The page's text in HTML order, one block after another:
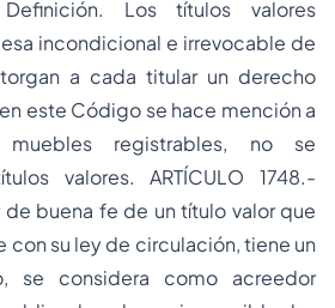
Definición. Los títulos valores
incondicional e irrevocable de
a cada titular un derecho
este Código se hace mención a
registrables, no se
valores. ARTÍCULO 1748.-
buena fe de un título valor que
con su ley de circulación, tiene un
se considera como acreedor